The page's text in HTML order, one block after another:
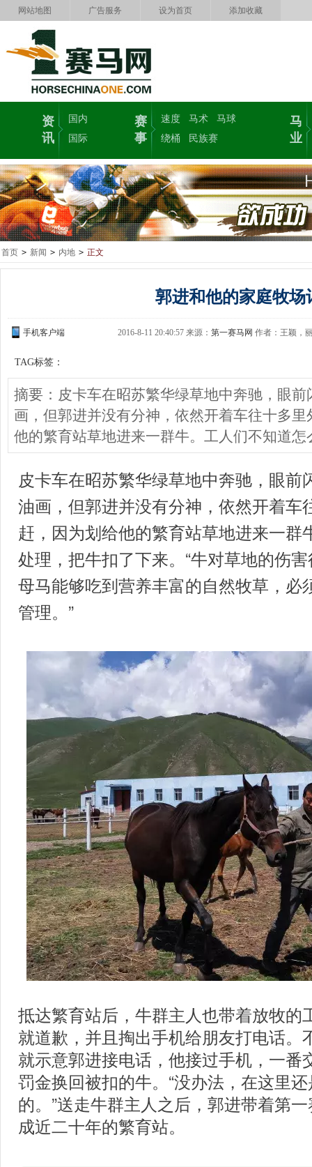
网站地图 广告服务 设为首页 添加收藏
资
讯
国内
国际
赛
事
速度 马术
马球
绕桶
民族赛
马
业
首页 > 新闻 > 内地 > 正文
郭进和他的家庭牧场
手机客户端 2016-8-11 20:40:57 来源：第一赛马网 作者：王颖，
TAG标签：
摘要：皮卡车在昭苏繁华绿草地中奔驰，眼
画，但郭进并没有分神，依然开着车往十多
他的繁育站草地进来一群牛。工人们不知道
皮卡车在昭苏繁华绿草地中奔驰，眼前
油画，但郭进并没有分神，依然开着车
赶，因为划给他的繁育站草地进来一群
处理，把牛扣了下来。“牛对草地的伤
母马能够吃到营养丰富的自然牧草，必
管理。”
抵达繁育站后，牛群主人也带着放牧的
就道歉，并且掏出手机给朋友打电话。
就示意郭进接电话，他接过手机，一番
罚金换回被扣的牛。“没办法，在这里
的。”送走牛群主人之后，郭进带着第
成近二十年的繁育站。